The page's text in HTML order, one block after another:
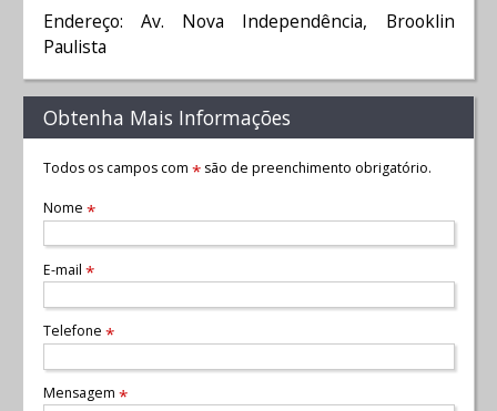
Endereço: Av. Nova Independência, Brooklin
Paulista
Obtenha Mais Informações
Todos os campos com *são de preenchimento obrigatório.
Nome *
E-mail *
Telefone *
Mensagem *